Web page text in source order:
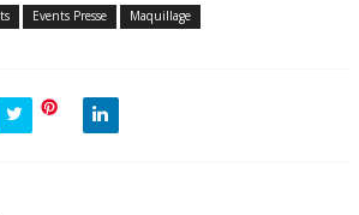
Events Presse Maquillage